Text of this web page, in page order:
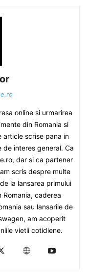
online si urmarirea
din Romania si
scrise pana in
interes general. Ca
dar si ca partener
scris despre multe
la lansarea primului
Romania, caderea
sau lansarile de
am acoperit
vietii cotidiene.